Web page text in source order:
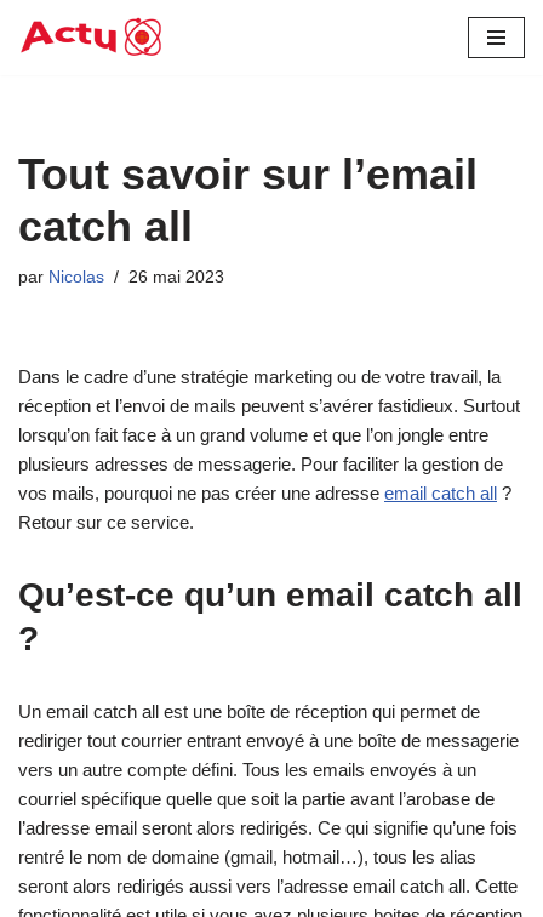
Tout savoir sur l’email
catch all
par Nicolas 26 mai 2023
Dans le cadre d’une stratégie marketing ou de votre travail, la
réception et l’envoi de mails peuvent s’avérer fastidieux. Surtout
lorsqu’on fait face à un grand volume et que l’on jongle entre
plusieurs adresses de messagerie. Pour faciliter la gestion de
vos mails, pourquoi ne pas créer une adresse email catch all ?
Retour sur ce service.
Qu’est-ce qu’un email catch all
?
Un email catch all est une boîte de réception qui permet de
rediriger tout courrier entrant envoyé à une boîte de messagerie
vers un autre compte défini. Tous les emails envoyés à un
courriel spécifique quelle que soit la partie avant l’arobase de
l’adresse email seront alors redirigés. Ce qui signifie qu’une fois
rentré le nom de domaine (gmail, hotmail…), tous les alias
seront alors redirigés aussi vers l’adresse email catch all. Cette